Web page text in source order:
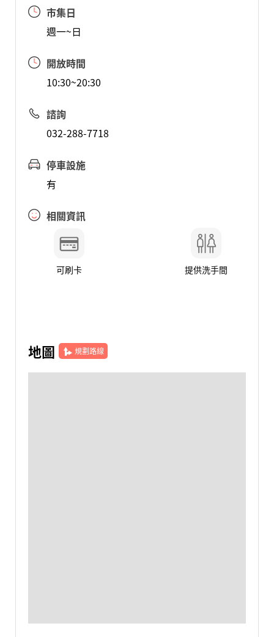
市集日
週一~日
開放時間
10:30~20:30
諮詢
032-288-7718
停車設施
有
相關資訊
可刷卡 提供洗手間
地圖 規劃路線